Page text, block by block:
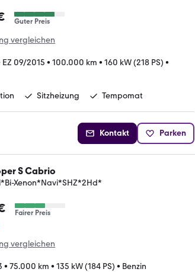
Guter Preis
vergleichen
EZ 09/2015 • 100.000 km • 160 kW (218 PS) •
Sitzheizung Tempomat
Kontakt Parken
S Cabrio
Xenon*Navi*SHZ*2Hd*
Fairer Preis
vergleichen
• 75.000 km • 135 kW (184 PS) • Benzin